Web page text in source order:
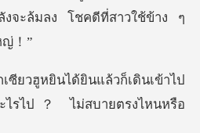
ด้ยินแล้วก็เดินเข้าไป